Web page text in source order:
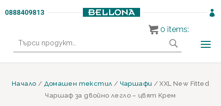
0888409813 
за:
Начало / Домашен текстил / Чаршафи / XXL New Fitted
Чаршаф за двойно легло – цвят Крем
0 items: